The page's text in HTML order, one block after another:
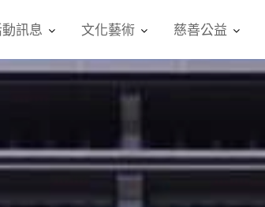
訊息 文化藝術 慈善公益